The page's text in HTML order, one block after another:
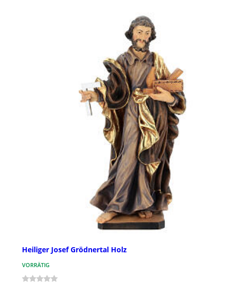
Heiliger Josef Grödnertal Holz
VORRÄTIG